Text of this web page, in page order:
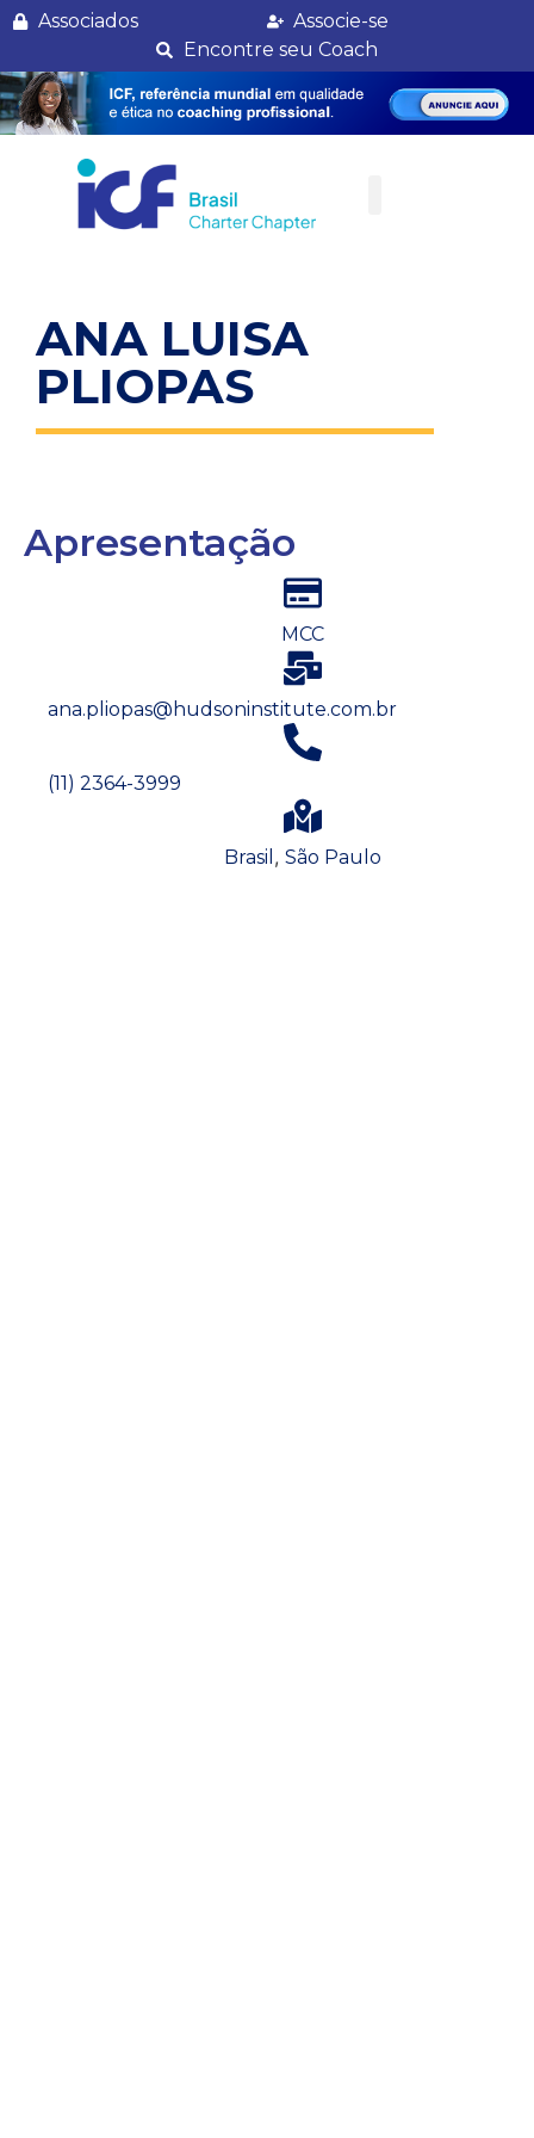
Associados
Associe-se
Encontre seu Coach
ANA LUISA
PLIOPAS
Apresentação
MCC
ana.pliopas@hudsoninstitute.com.br
(11) 2364-3999
Brasil , São Paulo